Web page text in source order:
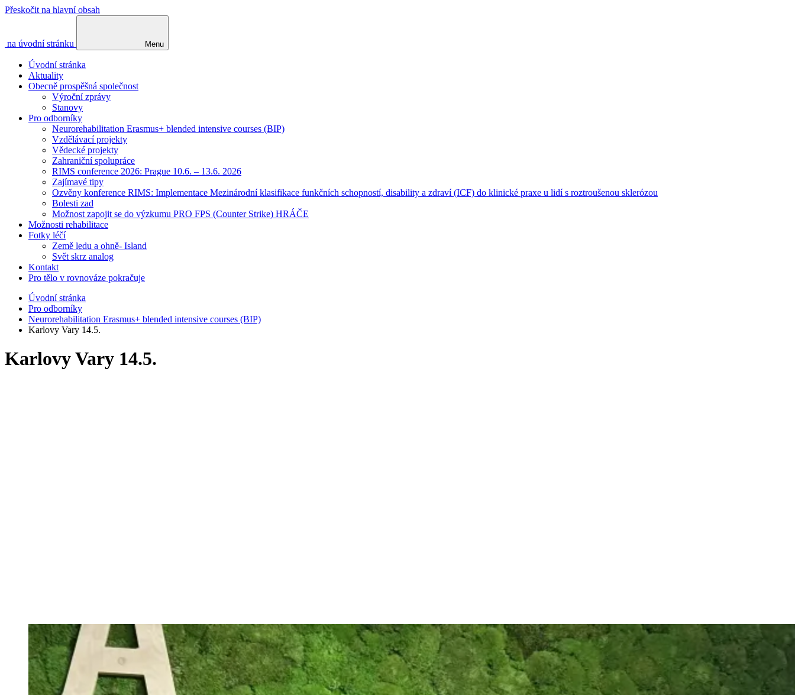
Přeskočit na hlavní obsah
na úvodní stránku Menu
Úvodní stránka
Aktuality
Obecně prospěšná společnost
Výroční zprávy
Stanovy
Pro odborníky
Neurorehabilitation Erasmus+ blended intensive courses (BIP)
Vzdělávací projekty
Vědecké projekty
Zahraniční spolupráce
RIMS conference 2026: Prague 10.6. – 13.6. 2026
Zajímavé tipy
Ozvěny konference RIMS: Implementace Mezinárodní klasifikace funkčních schopností, disability a zdraví (ICF) do klinické praxe u lidí s roztroušenou sklerózou
Bolesti zad
Možnost zapojit se do výzkumu PRO FPS (Counter Strike) HRÁČE
Možnosti rehabilitace
Fotky léčí
Země ledu a ohně- Island
Svět skrz analog
Kontakt
Pro tělo v rovnováze pokračuje
Úvodní stránka
Pro odborníky
Neurorehabilitation Erasmus+ blended intensive courses (BIP)
Karlovy Vary 14.5.
Karlovy Vary 14.5.